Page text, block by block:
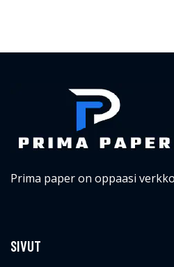
Prima paper on oppaasi
SIVUT